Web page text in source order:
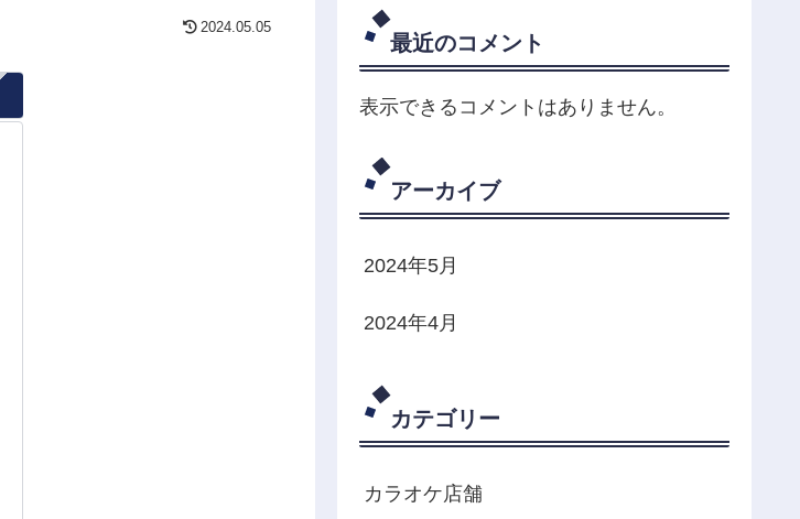
2024.05.05
最近のコメント
表示できるコメントはありません。
アーカイブ
2024年5月
2024年4月
カテゴリー
カラオケ店舗